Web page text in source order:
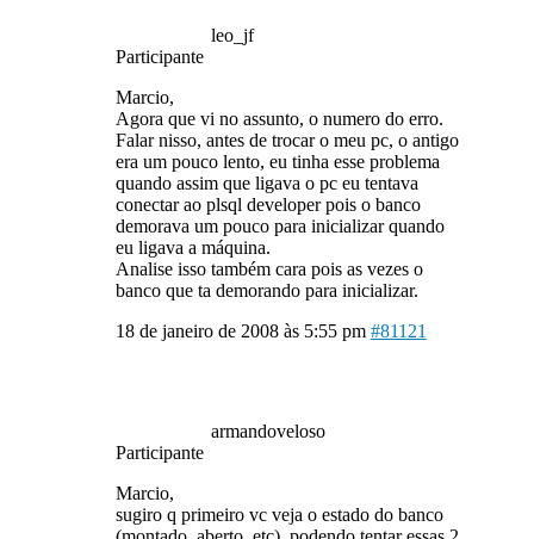
leo_jf
Participante
Marcio,
Agora que vi no assunto, o numero do erro.
Falar nisso, antes de trocar o meu pc, o antigo
era um pouco lento, eu tinha esse problema
quando assim que ligava o pc eu tentava
conectar ao plsql developer pois o banco
demorava um pouco para inicializar quando
eu ligava a máquina.
Analise isso também cara pois as vezes o
banco que ta demorando para inicializar.
18 de janeiro de 2008 às 5:55 pm #81121
armandoveloso
Participante
Marcio,
sugiro q primeiro vc veja o estado do banco